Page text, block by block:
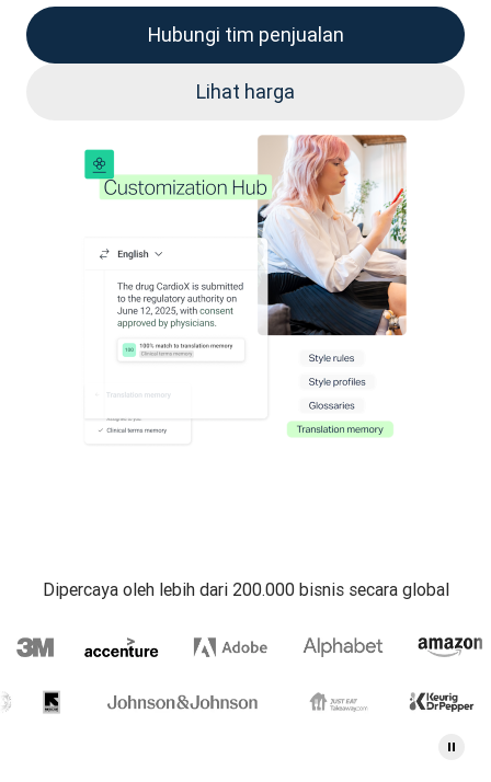
Hubungi tim penjualan
Lihat harga
Dipercaya oleh lebih dari 200.000 bisnis secara global